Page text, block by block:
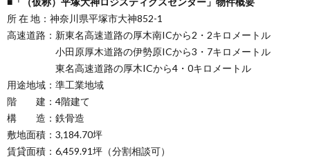
所 在 地：神奈川県平塚市大神852-1
高速道路：新東名高速道路の厚木南ICから2・2キロメートル
小田原厚木道路の伊勢原ICから3・7キロメートル
東名高速道路の厚木ICから4・0キロメートル
用途地域：準工業地域
階 建：4階建て
構 造：鉄骨造
敷地面積：3,184.70坪
賃貸面積：6,459.91坪（分割相談可）